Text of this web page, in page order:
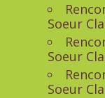
Soeur
Soeur
Soeur